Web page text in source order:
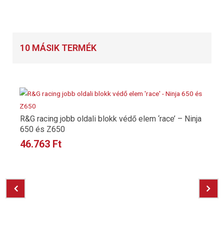
10 MÁSIK TERMÉK
R&G racing jobb oldali blokk védő elem ‘race’ – Ninja
650 és Z650
46.763 Ft